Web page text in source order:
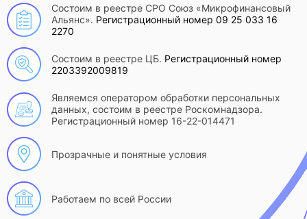
Состоим в реестре СРО Союз «Микрофинансовый
Альянс». Регистрационный номер 09 25 033 16
2270
Состоим в реестре ЦБ. Регистрационный номер
2203392009819
Являемся оператором обработки персональных
данных, состоим в реестре Роскомнадзора.
Регистрационный номер 16-22-014471
Прозрачные и понятные условия
Работаем по всей России